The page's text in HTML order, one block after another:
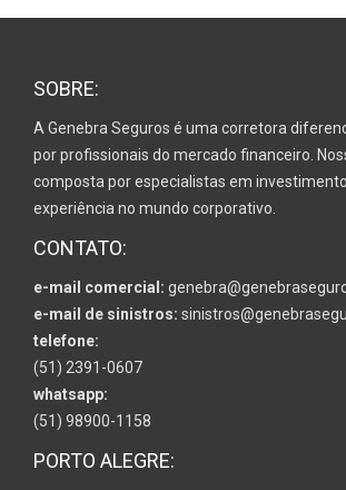
SOBRE:
A Genebra Seguros é uma corretora
por profissionais do mercado financeiro.
composta por especialistas em
experiência no mundo corporativo.
CONTATO:
e-mail comercial:
e-mail de sinistros:
telefone:
(51) 2391-0607
whatsapp:
(51) 98900-1158
PORTO ALEGRE: